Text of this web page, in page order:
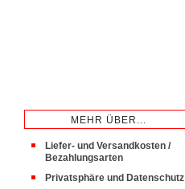
MEHR ÜBER...
Liefer- und Versandkosten /
Bezahlungsarten
Privatsphäre und Datenschutz